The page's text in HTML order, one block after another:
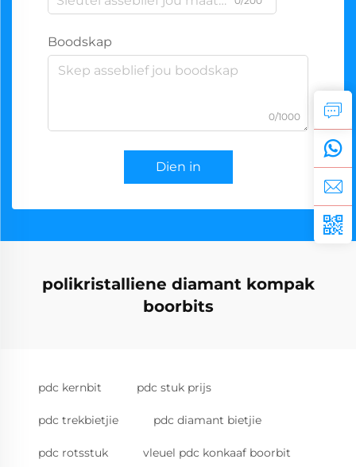
Boodskap
0/1000
Dien in
polikristalliene diamant kompak
boorbits
pdc kernbit pdc stuk prijs
pdc trekbietjie pdc diamant bietjie
pdc rotsstuk vleuel pdc konkaaf boorbit